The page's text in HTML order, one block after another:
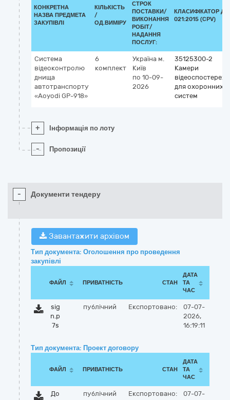
КОНКРЕТНА
НАЗВА ПРЕДМЕТА
ЗАКУПІВЛІ
КІЛЬКІСТЬ
/
ОД.ВИМІРУ
СТРОК
ПОСТАВКИ/
ВИКОНАННЯ
РОБІТ/
НАДАННЯ
ПОСЛУГ:
КЛАСИФІКАТОР ДК
021:2015 (CPV)
Система
відеоконтролю
днища
автотранспорту
«Aoyodi GP-918»
6
комплект
Україна м.
Київ
по 10-09-
2026
35125300-2
Камери
для охоронних
систем
+ Інформація по лоту
- Пропозиції
- Документи тендеру
Завантажити архівом
Тип документа: Оголошення про проведення
закупівлі
ФАЙЛ ПРИВАТНІСТЬ СТАН
ДАТА
ТА
ЧАС
sig
n.p
7s
публічний Експортовано:
07-07-
2026,
16:19:11
Тип документа: Проект договору
ФАЙЛ ПРИВАТНІСТЬ СТАН
ДАТА
ТА
ЧАС
До
публічний Експортовано:
07-07-